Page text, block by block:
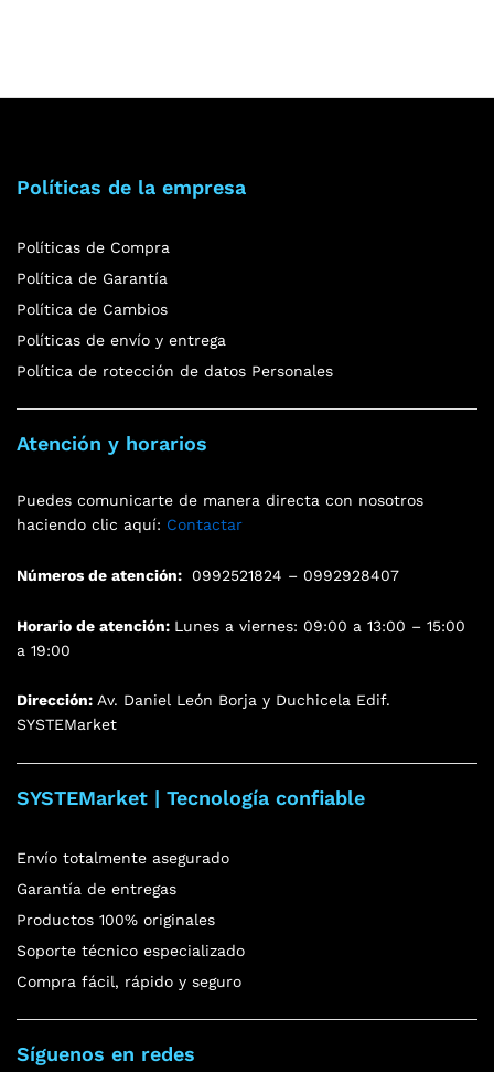
Políticas de la empresa
Políticas de Compra
Política de Garantía
Política de Cambios
Políticas de envío y entrega
Política de rotección de datos Personales
Atención y horarios
Puedes comunicarte de manera directa con nosotros
haciendo clic aquí: Contactar
Números de atención: 0992521824 – 0992928407
Horario de atención: Lunes a viernes: 09:00 a 13:00 – 15:00
a 19:00
Dirección: Av. Daniel León Borja y Duchicela Edif.
SYSTEMarket
SYSTEMarket | Tecnología confiable
Envío totalmente asegurado
Garantía de entregas
Productos 100% originales
Soporte técnico especializado
Compra fácil, rápido y seguro
Síguenos en redes